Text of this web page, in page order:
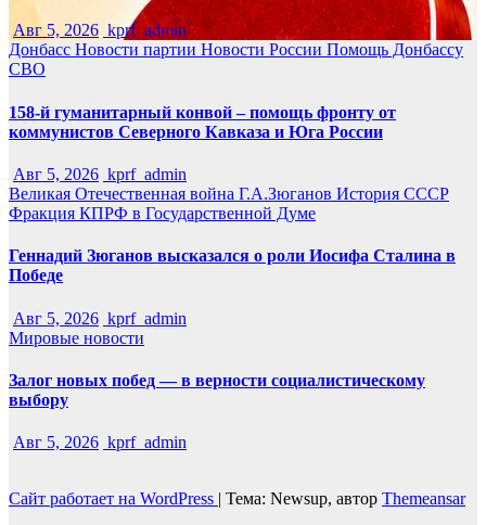
Авг 5, 2026 kprf_admin
Донбасс Новости партии Новости России Помощь Донбассу
СВО
158-й гуманитарный конвой – помощь фронту от
коммунистов Северного Кавказа и Юга России
Авг 5, 2026 kprf_admin
Великая Отечественная война Г.А.Зюганов История СССР
Фракция КПРФ в Государственной Думе
Геннадий Зюганов высказался о роли Иосифа Сталина в
Победе
Авг 5, 2026 kprf_admin
Мировые новости
Залог новых побед — в верности социалистическому
выбору
Авг 5, 2026 kprf_admin
Сайт работает на WordPress | Тема: Newsup, автор Themeansar